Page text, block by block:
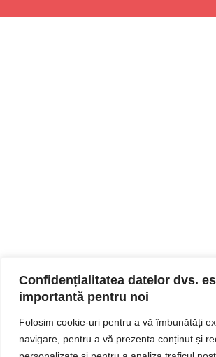
Confidențialitatea datelor dvs.
importantă pentru noi
Folosim cookie-uri pentru a vă îmbunătăți
navigare, pentru a vă prezenta conținut și